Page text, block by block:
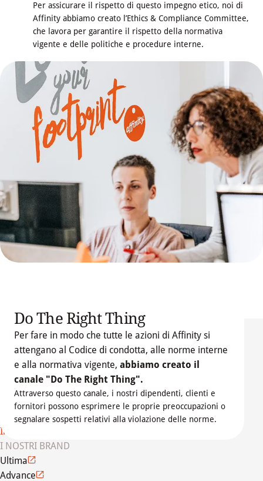
Per assicurare il rispetto di questo impegno etico, noi di
Affinity abbiamo creato l’Ethics & Compliance Committee,
che lavora per garantire il rispetto della normativa
vigente e delle politiche e procedure interne.
Do The Right Thing
Per fare in modo che tutte le azioni di Affinity si
attengano al Codice di condotta, alle norme interne
e alla normativa vigente, abbiamo creato il
canale "Do The Right Thing".
Attraverso questo canale, i nostri dipendenti, clienti e
fornitori possono esprimere le proprie preoccupazioni o
segnalare sospetti relativi alla violazione delle norme.
Scarica la politica del canale dedicato alle
segnalazioni
FONDAZIONE PETCARE
Il nostro team
Fondazione Affinity
Impegno etico
I NOSTRI BRAND
Ultima
Advance